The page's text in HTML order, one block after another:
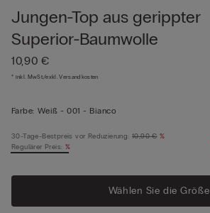
Jungen-Top aus gerippter
Superior-Baumwolle
10,90 €
* inkl. MwSt./exkl. Versandkosten
Farbe: Weiß -001 - Bianco
30-Tage-Bestpreis vor Reduzierung: 10,90 € %
Regulärer Preis: %
Wählen Sie die Größe